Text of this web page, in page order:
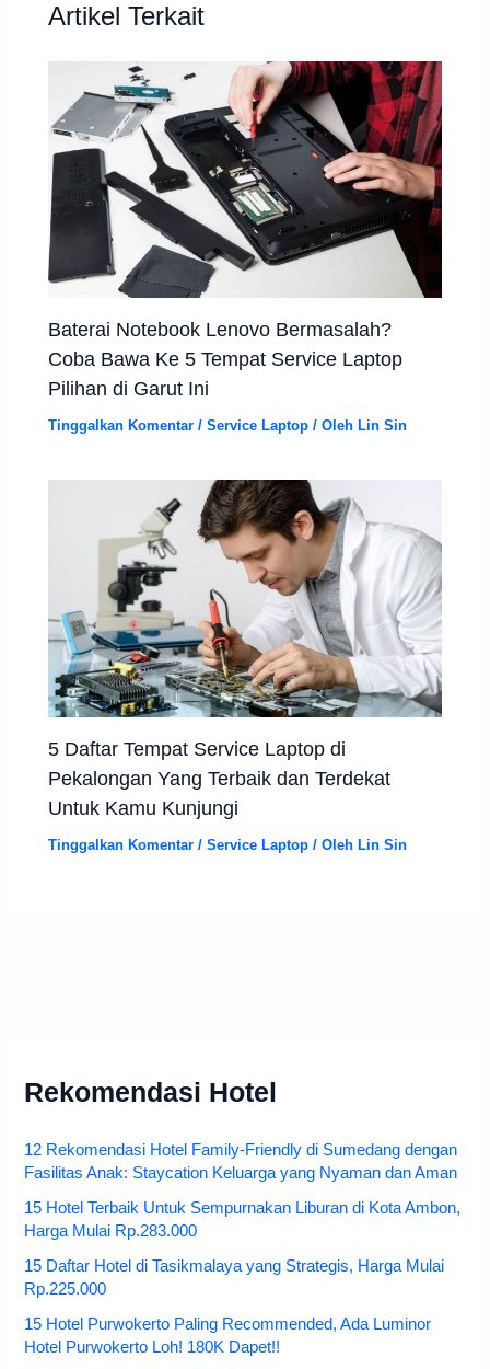
Artikel Terkait
Baterai Notebook Lenovo Bermasalah?
Coba Bawa Ke 5 Tempat Service Laptop
Pilihan di Garut Ini
Tinggalkan Komentar /Service Laptop / Oleh Lin Sin
5 Daftar Tempat Service Laptop di
Pekalongan Yang Terbaik dan Terdekat
Untuk Kamu Kunjungi
Tinggalkan Komentar /Service Laptop / OlehLin Sin
Rekomendasi Hotel
12 Rekomendasi Hotel Family-Friendly di Sumedang dengan
Fasilitas Anak: Staycation Keluarga yang Nyaman dan Aman
15 Hotel Terbaik Untuk Sempurnakan Liburan di Kota Ambon,
Harga Mulai Rp.283.000
15 Daftar Hotel di Tasikmalaya yang Strategis, Harga Mulai
Rp.225.000
15 Hotel Purwokerto Paling Recommended, Ada Luminor
Hotel Purwokerto Loh! 180K Dapet!!